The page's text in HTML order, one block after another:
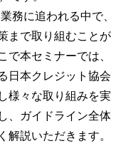
務に追われる中で、
まで取り組むことが
で本セミナーでは、
日本クレジット協会
様々な取り組みを実
、ガイドライン全体
解説いただきます。